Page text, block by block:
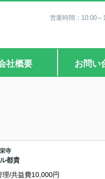
営業時間：10:00
社概要 お問い
寺
都貴
理/共益費10,000円